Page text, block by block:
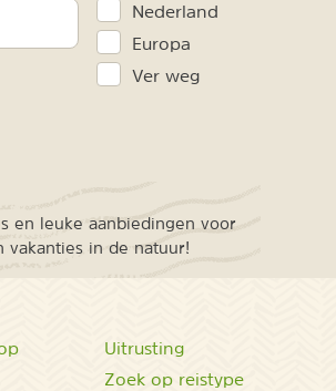
Nederland
Europa
Ver weg
en leuke aanbiedingen voor
vakanties in de natuur!
Uitrusting
Zoek op reistype